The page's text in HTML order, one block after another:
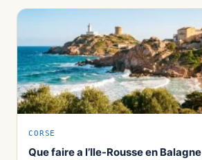
CORSE
Que faire a l’Ile-Rousse en Balagne